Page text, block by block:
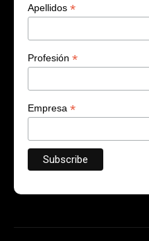
Apellidos *
Profesión *
Empresa *